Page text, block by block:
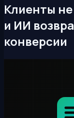
Клиенты
и ИИ
конверсии